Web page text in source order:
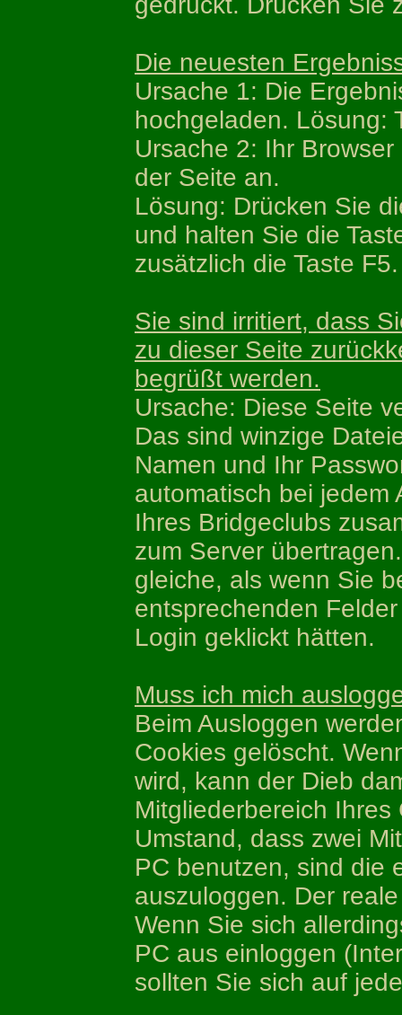
Die neuesten
Ursache 1: Die
hochgeladen. Lösung:
Ursache 2: Ihr
der Seite an.
Lösung: Drücken Sie
und halten Sie die
zusätzlich die Taste
Sie sind irritiert, dass
zu dieser Seite
begrüßt werden.
Ursache: Diese Seite
Das sind winzige
Namen und Ihr
automatisch bei jedem
Ihres Bridgeclubs
zum Server
gleiche, als wenn Sie
entsprechenden
Login geklickt hätten.
Muss ich mich
Beim Ausloggen
Cookies gelöscht.
wird, kann der Dieb
Mitgliederbereich
Umstand, dass zwei
PC benutzen, sind die
auszuloggen. Der
Wenn Sie sich
PC aus einloggen
sollten Sie sich auf